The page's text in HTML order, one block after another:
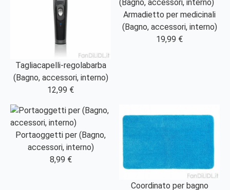
Tagliacapelli-regolabarba
(Bagno, accessori, interno)
12,99 €
Armadietto per medicinali
(Bagno, accessori, interno)
19,99 €
Portaoggetti per (Bagno,
accessori, interno)
8,99 €
Coordinato per bagno